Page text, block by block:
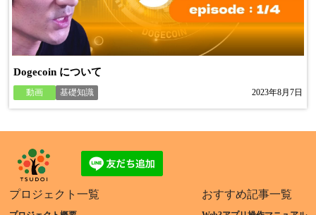
Dogecoin について
動画 基礎知識 2023年8月7日
プロジェクト一覧 おすすめ記事一覧